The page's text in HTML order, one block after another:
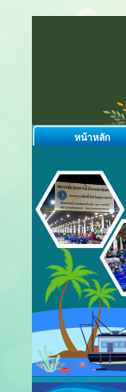
หน้าหลัก